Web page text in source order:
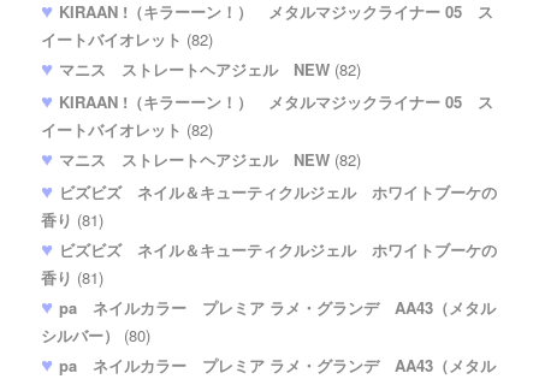
KIRAAN !（キラーーン！） メタルマジックライナー 05 ス
イートバイオレット (82)
マニス ストレートヘアジェル NEW (82)
KIRAAN !（キラーーン！） メタルマジックライナー 05 ス
イートバイオレット (82)
マニス ストレートヘアジェル NEW (82)
ビズビズ ネイル＆キューティクルジェル ホワイトブーケの
香り (81)
ビズビズ ネイル＆キューティクルジェル ホワイトブーケの
香り (81)
pa ネイルカラー プレミア ラメ・グランデ AA43（メタル
シルバー）
(80)
pa ネイルカラー プレミア ラメ・グランデ AA43（メタル